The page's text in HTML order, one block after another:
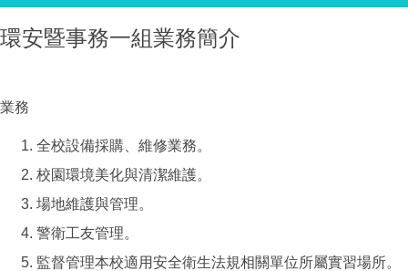
環安暨事務一組業務簡介
業務
全校設備採購、維修業務。
校園環境美化與清潔維護。
場地維護與管理。
警衛工友管理。
監督管理本校適用安全衛生法規相關單位所屬實習場所。